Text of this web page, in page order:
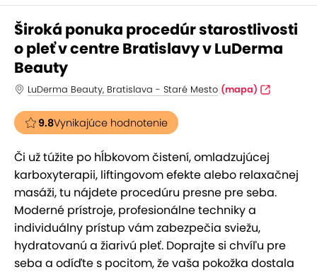
Široká ponuka procedúr starostlivosti
o pleť v centre Bratislavy v LuDerma
Beauty
LuDerma Beauty, Bratislava - Staré Mesto (mapa)
9.8Vynikajúce hodnotenie
Či už túžite po hĺbkovom čistení, omladzujúcej
karboxyterapii, liftingovom efekte alebo relaxačnej
masáži, tu nájdete procedúru presne pre seba.
Moderné prístroje, profesionálne techniky a
individuálny prístup vám zabezpečia sviežu,
hydratovanú a žiarivú pleť. Doprajte si chvíľu pre
seba a odíďte s pocitom, že vaša pokožka dostala